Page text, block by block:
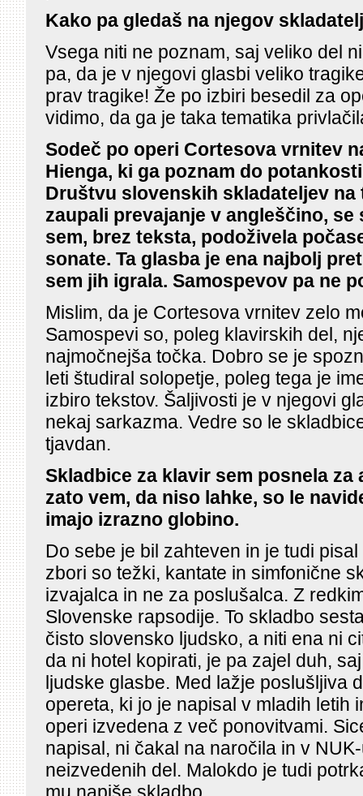
Kako pa gledaš na njegov
Vsega niti ne poznam, saj veliko del
pa, da je v njegovi glasbi veliko
prav tragike! Že po izbiri besedil za
vidimo, da ga je taka tematika
Sodeč po operi Cortesova vrnitev
Hienga, ki ga poznam do
Društvu slovenskih skladateljev
zaupali prevajanje v angleščino, se
sem, brez teksta, podoživela
sonate. Ta glasba je ena najbolj
sem jih igrala. Samospevov pa ne
Mislim, da je Cortesova vrnitev zelo
Samospevi so, poleg klavirskih del,
najmočnejša točka. Dobro se je
leti študiral solopetje, poleg tega je
izbiro tekstov. Šaljivosti je v njegovi
nekaj sarkazma. Vedre so le
tjavdan.
Skladbice za klavir sem posnela za
zato vem, da niso lahke, so le
imajo izrazno globino.
Do sebe je bil zahteven in je tudi
zbori so težki, kantate in simfonične
izvajalca in ne za poslušalca. Z
Slovenske rapsodije. To skladbo
čisto slovensko ljudsko, a niti ena ni
da ni hotel kopirati, je pa zajel duh,
ljudske glasbe. Med lažje poslušljiva
opereta, ki jo je napisal v mladih letih
operi izvedena z več ponovitvami.
napisal, ni čakal na naročila in v
neizvedenih del. Malokdo je tudi